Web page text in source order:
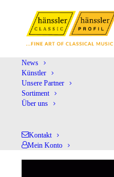
News
Künstler
Unsere Partner
Sortiment
Über uns
Kontakt
Mein Konto
Home Shop